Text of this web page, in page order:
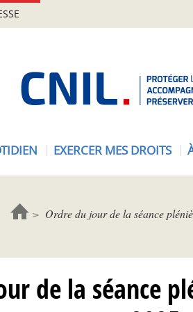
EXERCER MES DROITS
Ordre du jour de la séance
de la séance